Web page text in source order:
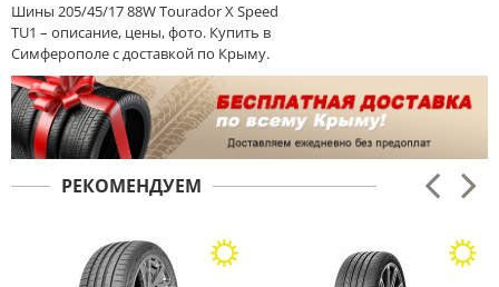
Шины 205/45/17 88W Tourador X Speed
TU1 – описание, цены, фото. Купить в
Симферополе с доставкой по Крыму.
РЕКОМЕНДУЕМ